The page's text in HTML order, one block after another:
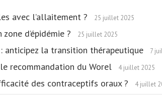
avec l’allaitement ? 25 juillet 2025
d’épidémie ? 25 juillet 2025
la transition thérapeutique 7
recommandation du Worel 4 juillet 2025
des contraceptifs oraux ? 4 juillet